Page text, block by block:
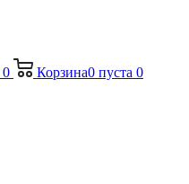
0 Корзина0 пуста 0